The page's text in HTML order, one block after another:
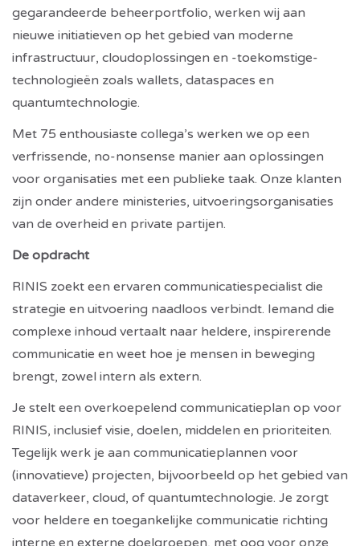
gegarandeerde beheerportfolio, werken wij aan
nieuwe initiatieven op het gebied van moderne
infrastructuur, cloudoplossingen en -toekomstige-
technologieën zoals wallets, dataspaces en
quantumtechnologie.
Met 75 enthousiaste collega’s werken we op een
verfrissende, no-nonsense manier aan oplossingen
voor organisaties met een publieke taak. Onze klanten
zijn onder andere ministeries, uitvoeringsorganisaties
van de overheid en private partijen.
De opdracht
RINIS zoekt een ervaren communicatiespecialist die
strategie en uitvoering naadloos verbindt. Iemand die
complexe inhoud vertaalt naar heldere, inspirerende
communicatie en weet hoe je mensen in beweging
brengt, zowel intern als extern.
Je stelt een overkoepelend communicatieplan op voor
RINIS, inclusief visie, doelen, middelen en prioriteiten.
Tegelijk werk je aan communicatieplannen voor
(innovatieve) projecten, bijvoorbeeld op het gebied van
dataverkeer, cloud, of quantumtechnologie. Je zorgt
voor heldere en toegankelijke communicatie richting